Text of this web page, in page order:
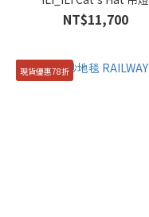
NT$11,700
現貨優惠78折